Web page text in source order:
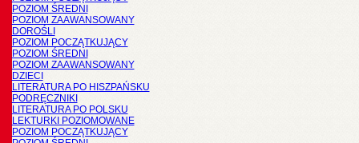
POZIOM ŚREDNI
POZIOM ZAAWANSOWANY
DOROŚLI
POZIOM POCZĄTKUJĄCY
POZIOM ŚREDNI
POZIOM ZAAWANSOWANY
DZIECI
LITERATURA PO HISZPAŃSKU
PODRĘCZNIKI
LITERATURA PO POLSKU
LEKTURKI POZIOMOWANE
POZIOM POCZĄTKUJĄCY